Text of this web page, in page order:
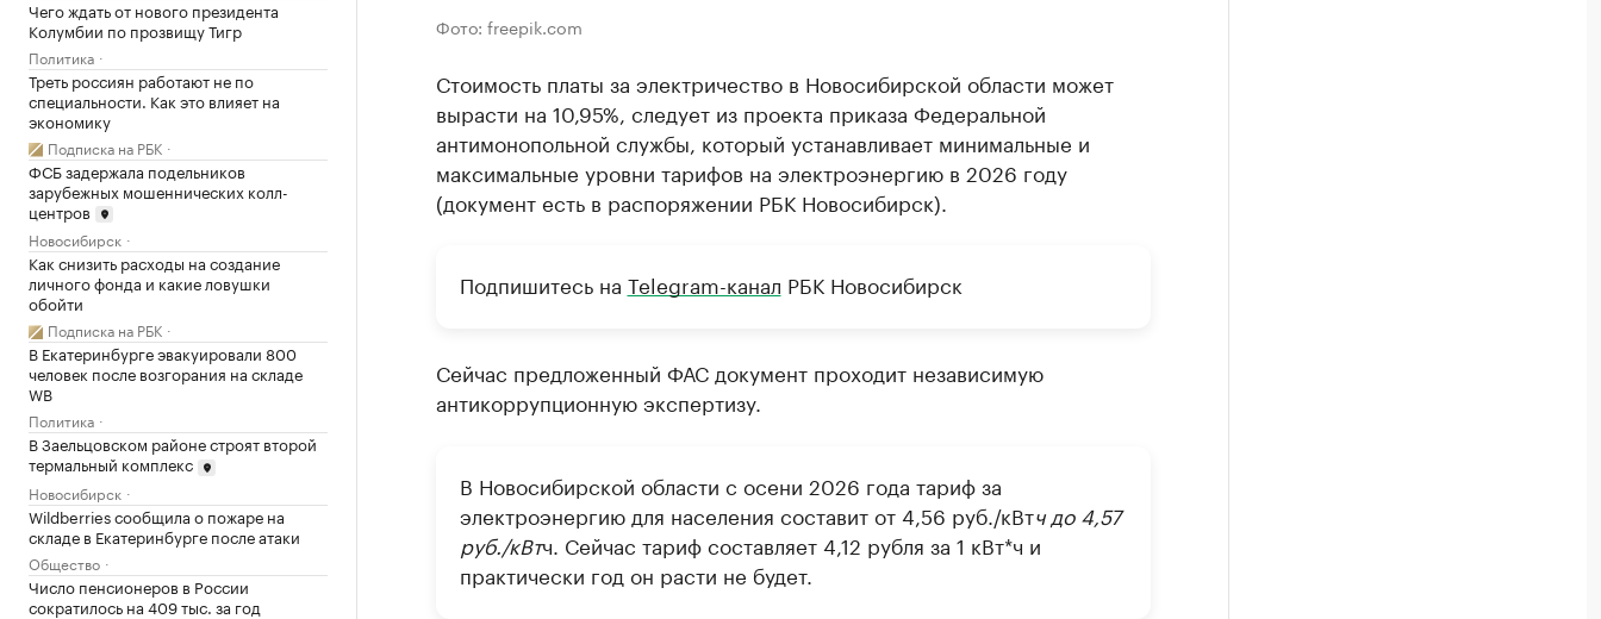
Чего ждать от нового президента
Колумбии по прозвищу Тигр
Политика
Треть россиян работают не по
специальности. Как это влияет на
экономику
Подписка на РБК
ФСБ задержала подельников
зарубежных мошеннических колл-
центров
Новосибирск
Как снизить расходы на создание
личного фонда и какие ловушки
обойти
Подписка на РБК
В Екатеринбурге эвакуировали 800
человек после возгорания на складе
WB
Политика
В Заельцовском районе строят второй
термальный комплекс
Новосибирск
Wildberries сообщила о пожаре на
складе в Екатеринбурге после атаки
Общество
Число пенсионеров в России
сократилось на 409 тыс. за год
Фото: freepik.com
Стоимость платы за электричество в Новосибирской области может
вырасти на 10,95%, следует из проекта приказа Федеральной
антимонопольной службы, который устанавливает минимальные и
максимальные уровни тарифов на электроэнергию в 2026 году
(документ есть в распоряжении РБК Новосибирск).
Подпишитесь на Telegram-канал РБК Новосибирск
Сейчас предложенный ФАС документ проходит независимую
антикоррупционную экспертизу.
В Новосибирской области с осени 2026 года тариф за
электроэнергию для населения составит от 4,56 руб./кВтч до 4,57
руб./кВтч. Сейчас тариф составляет 4,12 рубля за 1 кВт*ч и
практически год он расти не будет.